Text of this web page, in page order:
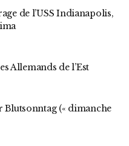
de l’USS Indianapolis,
Allemands de l’Est
Blutsonntag (« dimanche